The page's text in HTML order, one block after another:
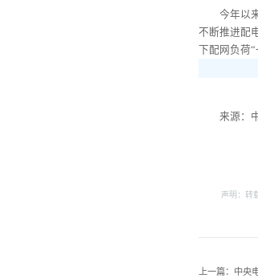
今年以
不断推进配
下配网负荷
来源：
声明：转
上一篇：中央